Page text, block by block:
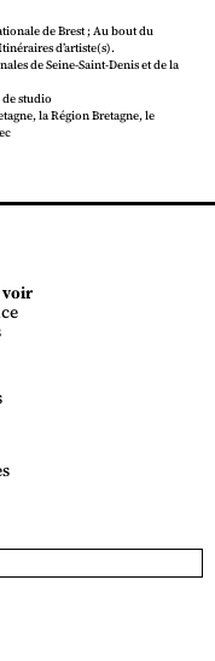
de Brest ; Au bout du
d’artiste(s).
de Seine-Saint-Denis et de la
de studio
la Région Bretagne, le
voir